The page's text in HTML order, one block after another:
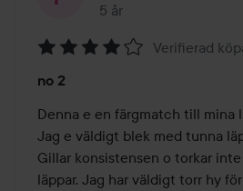
5 år
Inlägget skapades 5 år
4
av
5
Verifierad
no 2
Denna e en färgmatch till mina
Jag e väldigt blek med tunna
Gillar konsistensen o torkar
läppar. Jag har väldigt torr hy